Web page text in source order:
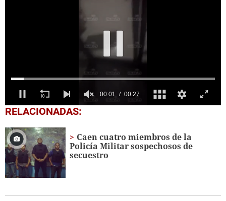
0
seconds
27
seconds
RELACIONADAS:
Caen cuatro miembros de la
Policía Militar sospechosos de
secuestro